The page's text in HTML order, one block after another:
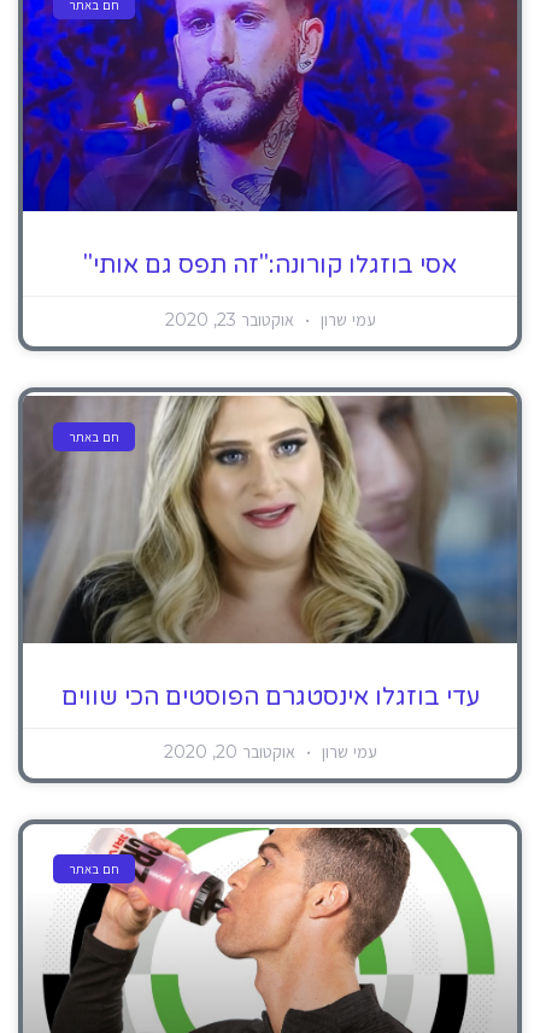
חם באתר
אסי בוזגלו קורונה:"זה תפס גם אותי"
עמי שרון אוקטובר 23, 2020
חם באתר
עדי בוזגלו אינסטגרם הפוסטים הכי שווים
עמי שרון אוקטובר 20, 2020
חם באתר